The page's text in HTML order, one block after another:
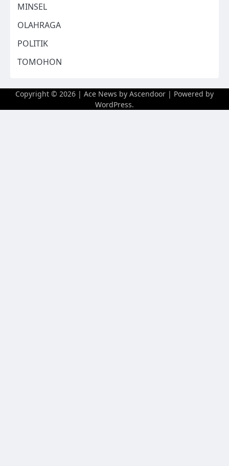
MINSEL
OLAHRAGA
POLITIK
TOMOHON
Copyright © 2026 | Ace News by Ascendoor | Powered by
WordPress.